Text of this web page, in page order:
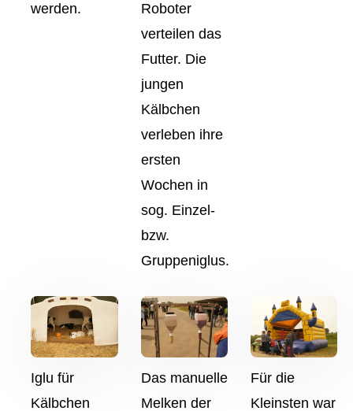
werden.
Roboter
verteilen das
Futter. Die
jungen
Kälbchen
verleben ihre
ersten
Wochen in
sog. Einzel-
bzw.
Gruppeniglus.
Iglu für
Kälbchen
Das manuelle
Melken der
Für die
Kleinsten war